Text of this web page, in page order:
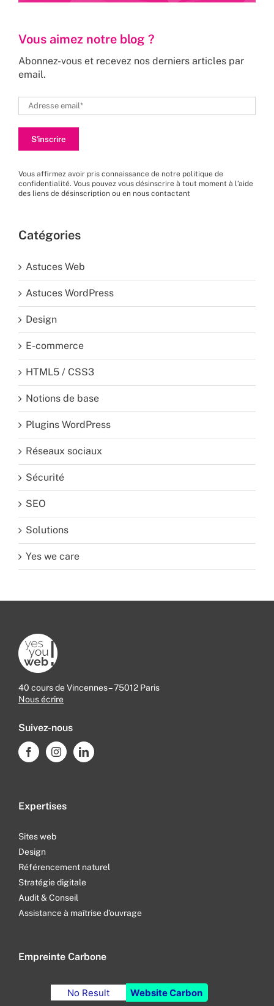
Vous aimez notre blog ?
Abonnez-vous et recevez nos derniers articles par
email.
Vous affirmez avoir pris connaissance de notre politique de
confidentialité. Vous pouvez vous désinscrire à tout moment à l’aide
des liens de désinscription ou en nous contactant
Catégories
Astuces Web
Astuces WordPress
Design
E-commerce
HTML5 / CSS3
Notions de base
Plugins WordPress
Réseaux sociaux
Sécurité
SEO
Solutions
Yes we care
40 cours de Vincennes – 75012 Paris
Nous écrire
Suivez-nous
Expertises
Sites web
Design
Référencement naturel
Stratégie digitale
Audit & Conseil
Assistance à maîtrise d’ouvrage
Empreinte Carbone
No Result Website Carbon